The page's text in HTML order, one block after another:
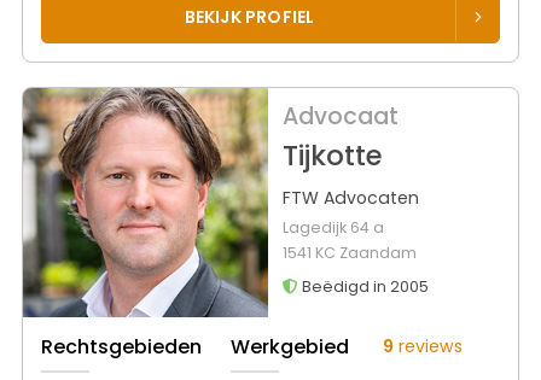
BEKIJK PROFIEL
Advocaat
Tijkotte
FTW Advocaten
Lagedijk 64 a
1541 KC Zaandam
Beëdigd in 2005
Rechtsgebieden Werkgebied 9 reviews